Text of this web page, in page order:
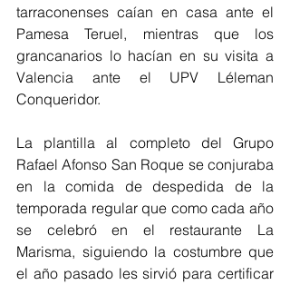
tarraconenses caían en casa ante el
Pamesa Teruel, mientras que los
grancanarios lo hacían en su visita a
Valencia ante el UPV Léleman
Conqueridor.
La plantilla al completo del Grupo
Rafael Afonso San Roque se conjuraba
en la comida de despedida de la
temporada regular que como cada año
se celebró en el restaurante La
Marisma, siguiendo la costumbre que
el año pasado les sirvió para certificar